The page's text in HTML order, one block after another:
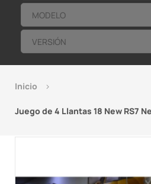
Inicio
Juego de 4 Llantas 18 New RS7